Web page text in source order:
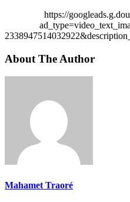
https://
About The Author
Mahamet Traoré